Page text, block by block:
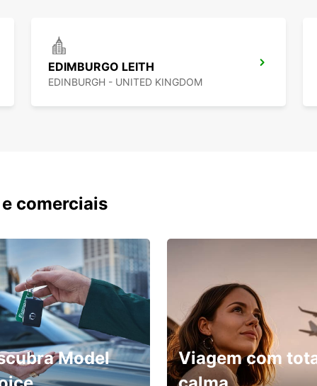
EDIMBURGO LEITH
EDINBURGH - UNITED KINGDOM
comerciais
Model
Viagem com